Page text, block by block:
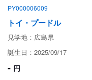
PY000006009
トイ・プードル
見学地：広島県
誕生日：2025/09/17
- 円